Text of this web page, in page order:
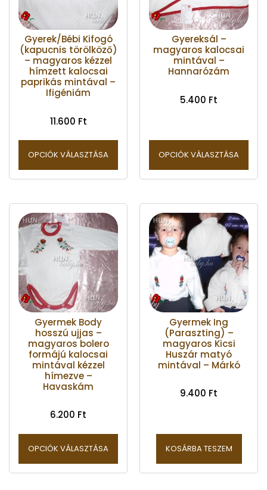
Gyerek/Bébi Kifogó
(kapucnis törölköző)
– magyaros kézzel
hímzett kalocsai
paprikás mintával –
Ifigéniám
11.600 Ft
OPCIÓK VÁLASZTÁSA
Gyereksál –
magyaros kalocsai
mintával –
Hannarózám
5.400 Ft
OPCIÓK VÁLASZTÁSA
Gyermek Body
hosszú ujjas –
magyaros bolero
formájú kalocsai
mintával kézzel
hímezve –
Havaskám
6.200 Ft
OPCIÓK VÁLASZTÁSA
Gyermek Ing
(Paraszting) –
magyaros Kicsi
Huszár matyó
mintával – Márkó
9.400 Ft
KOSÁRBA TESZEM